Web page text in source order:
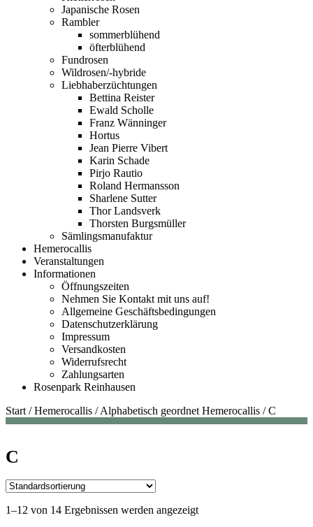
Japanische Rosen
Rambler
sommerblühend
öfterblühend
Fundrosen
Wildrosen/-hybride
Liebhaberzüchtungen
Bettina Reister
Ewald Scholle
Franz Wänninger
Hortus
Jean Pierre Vibert
Karin Schade
Pirjo Rautio
Roland Hermansson
Sharlene Sutter
Thor Landsverk
Thorsten Burgsmüller
Sämlingsmanufaktur
Hemerocallis
Veranstaltungen
Informationen
Öffnungszeiten
Nehmen Sie Kontakt mit uns auf!
Allgemeine Geschäftsbedingungen
Datenschutzerklärung
Impressum
Versandkosten
Widerrufsrecht
Zahlungsarten
Rosenpark Reinhausen
Start /Hemerocallis /Alphabetisch geordnet Hemerocallis /C
C
1–12 von 14 Ergebnissen werden angezeigt